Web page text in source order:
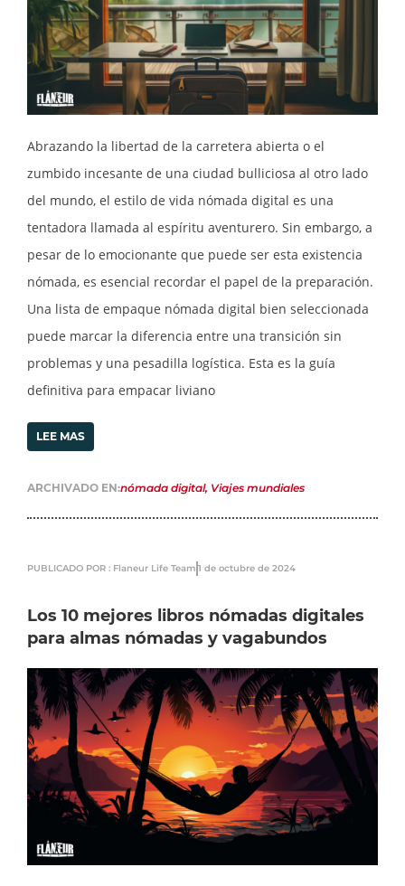
Abrazando la libertad de la carretera abierta o el
zumbido incesante de una ciudad bulliciosa al otro lado
del mundo, el estilo de vida nómada digital es una
tentadora llamada al espíritu aventurero. Sin embargo, a
pesar de lo emocionante que puede ser esta existencia
nómada, es esencial recordar el papel de la preparación.
Una lista de empaque nómada digital bien seleccionada
puede marcar la diferencia entre una transición sin
problemas y una pesadilla logística. Esta es la guía
definitiva para empacar liviano
LEE MAS
ARCHIVADO EN:nómada digital, Viajes mundiales
PUBLICADO POR : Flaneur Life Team 1 de octubre de 2024
Los 10 mejores libros nómadas digitales
para almas nómadas y vagabundos